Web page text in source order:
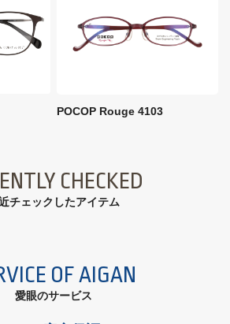
POCOP Rouge 4103
CHECKED
チェックしたアイテム
OF AIGAN
愛眼のサービス